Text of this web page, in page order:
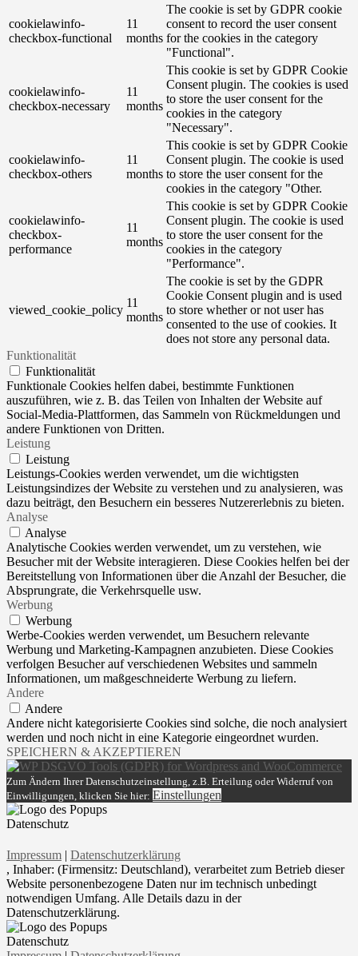
cookielawinfo-
checkbox-functional
11
months
The cookie is set by GDPR cookie
consent to record the user consent
for the cookies in the category
"Functional".
cookielawinfo-
checkbox-necessary
11
months
This cookie is set by GDPR Cookie
Consent plugin. The cookies is used
to store the user consent for the
cookies in the category
"Necessary".
cookielawinfo-
checkbox-others
11
months
This cookie is set by GDPR Cookie
Consent plugin. The cookie is used
to store the user consent for the
cookies in the category "Other.
cookielawinfo-
checkbox-
performance
11
months
This cookie is set by GDPR Cookie
Consent plugin. The cookie is used
to store the user consent for the
cookies in the category
"Performance".
viewed_cookie_policy
11
months
The cookie is set by the GDPR
Cookie Consent plugin and is used
to store whether or not user has
consented to the use of cookies. It
does not store any personal data.
Funktionalität
Funktionalität
Funktionale Cookies helfen dabei, bestimmte Funktionen
auszuführen, wie z. B. das Teilen von Inhalten der Website auf
Social-Media-Plattformen, das Sammeln von Rückmeldungen und
andere Funktionen von Dritten.
Leistung
Leistung
Leistungs-Cookies werden verwendet, um die wichtigsten
Leistungsindizes der Website zu verstehen und zu analysieren, was
dazu beiträgt, den Besuchern ein besseres Nutzererlebnis zu bieten.
Analyse
Analyse
Analytische Cookies werden verwendet, um zu verstehen, wie
Besucher mit der Website interagieren. Diese Cookies helfen bei der
Bereitstellung von Informationen über die Anzahl der Besucher, die
Absprungrate, die Verkehrsquelle usw.
Werbung
Werbung
Werbe-Cookies werden verwendet, um Besuchern relevante
Werbung und Marketing-Kampagnen anzubieten. Diese Cookies
verfolgen Besucher auf verschiedenen Websites und sammeln
Informationen, um maßgeschneiderte Werbung zu liefern.
Andere
Andere
Andere nicht kategorisierte Cookies sind solche, die noch analysiert
werden und noch nicht in eine Kategorie eingeordnet wurden.
SPEICHERN & AKZEPTIEREN
Zum Ändern Ihrer Datenschutzeinstellung, z.B. Erteilung oder Widerruf von
Einwilligungen, klicken Sie hier: Einstellungen
Datenschutz
Impressum | Datenschutzerklärung
, Inhaber: (Firmensitz: Deutschland), verarbeitet zum Betrieb dieser
Website personenbezogene Daten nur im technisch unbedingt
notwendigen Umfang. Alle Details dazu in der
Datenschutzerklärung.
Datenschutz